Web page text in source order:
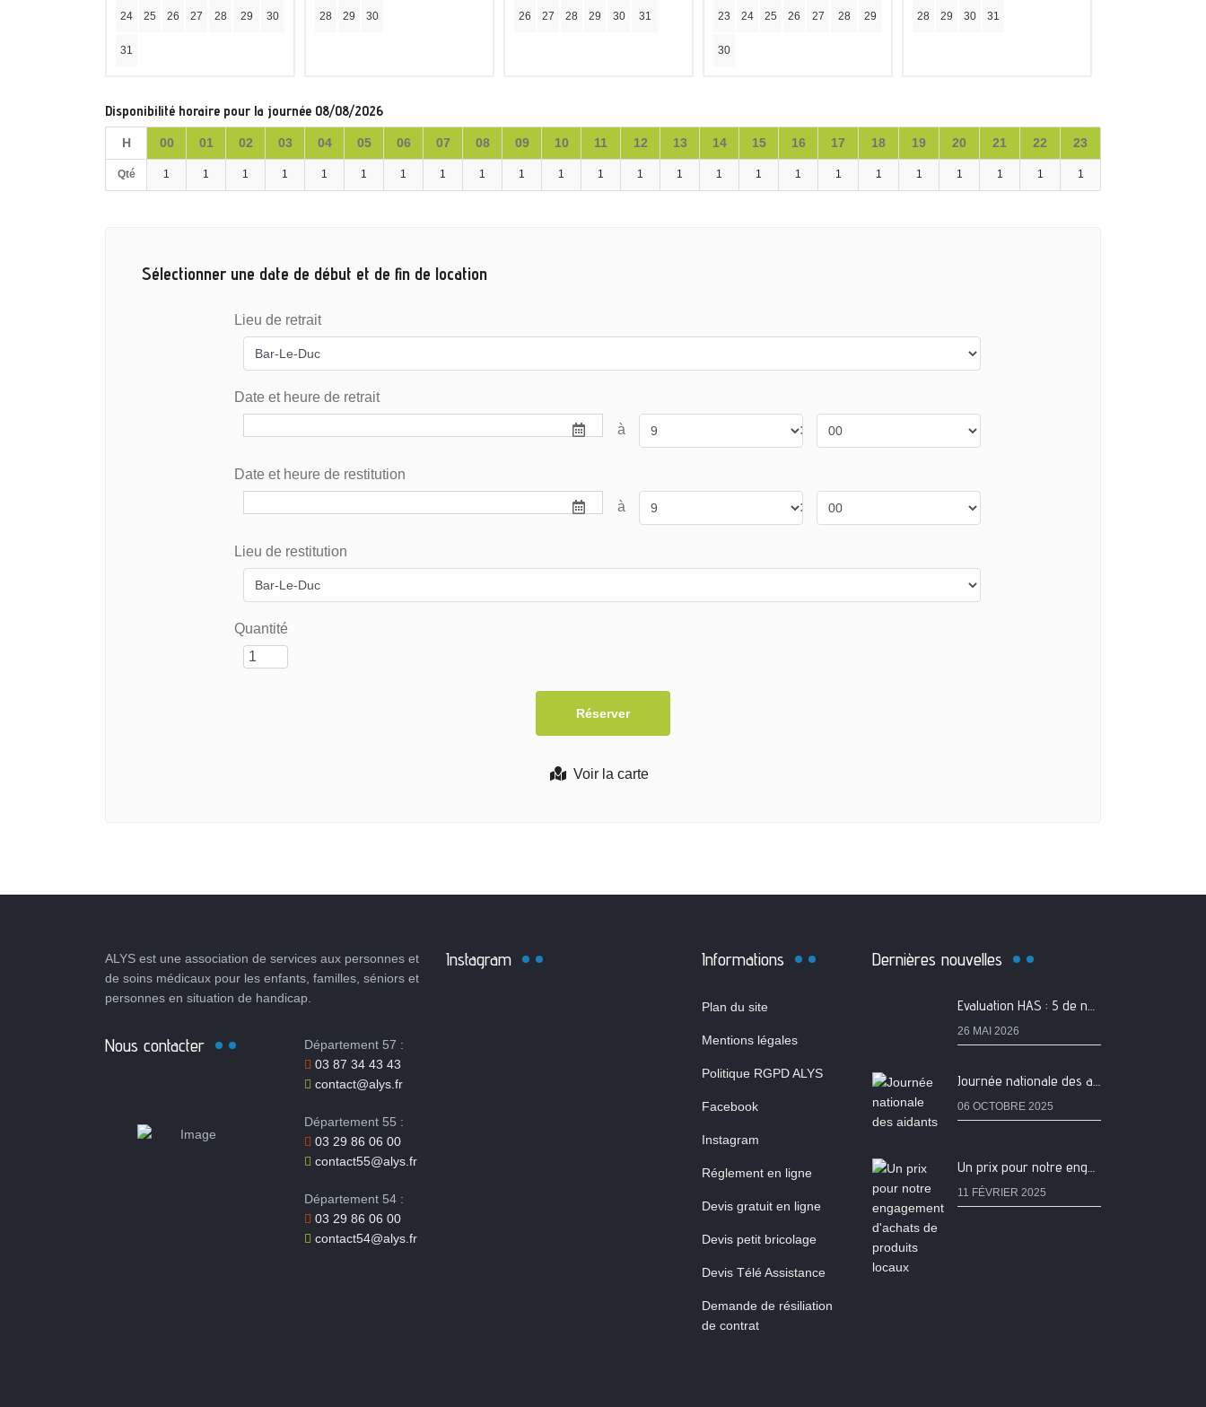
24 25 26 27 28 29 30
31
28 29 30 26 27 28 29 30 31 23 24 25 26 27 28 29
30
28 29 30 31
Disponibilité horaire pour la journée 08/08/2026
H 00 01 02 03 04 05 06 07 08 09 10 11 12 13 14 15 16 17 18 19 20 21 22 23
Qté 1 1 1 1 1 1 1 1 1 1 1 1 1 1 1 1 1 1 1 1 1 1 1 1
Sélectionner une date de début et de fin de location
Voir la carte
Lieu de retrait
Date et heure de retrait
à :
Date et heure de restitution
à :
Lieu de restitution
Quantité
ALYS est une association de services aux personnes et
de soins médicaux pour les enfants, familles, séniors et
personnes en situation de handicap.
Nous contacter
Département 57 :
03 87 34 43 43
contact@alys.fr
Département 55 :
03 29 86 06 00
contact55@alys.fr
Département 54 :
03 29 86 06 00
contact54@alys.fr
Instagram Informations
Plan du site
Mentions légales
Politique RGPD ALYS
Facebook
Instagram
Réglement en ligne
Devis gratuit en ligne
Devis petit bricolage
Devis Télé Assistance
Demande de résiliation
de contrat
Dernières nouvelles
Evaluation HAS : 5 de nos services classés A
26 MAI 2026
Journée nationale des aidants
06 OCTOBRE 2025
Un prix pour notre engagement d'achats de produits locaux
11 FÉVRIER 2025